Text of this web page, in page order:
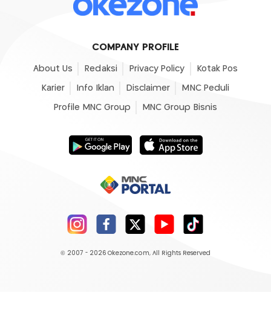
COMPANY PROFILE
About Us Redaksi Privacy Policy Kotak Pos
Karier Info Iklan Disclaimer MNC Peduli
Profile MNC Group MNC Group Bisnis
© 2007 - 2026 Okezone.com, All Rights Reserved